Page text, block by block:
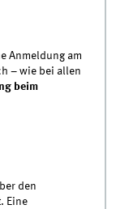
Anmeldung am
– wie bei allen
beim
den
Eine